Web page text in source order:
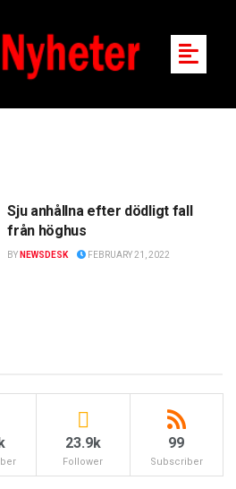
Sju anhållna efter dödligt fall
från höghus
BY NEWSDESK FEBRUARY 21, 2022
23.9k
Follower
99
Subscriber